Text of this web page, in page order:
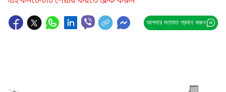
আপনার মতামত প্রদান করুন